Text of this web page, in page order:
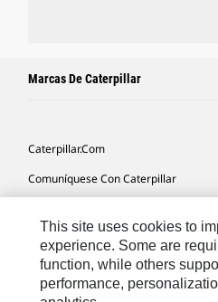
Marcas De Caterpillar
Caterpillar.com
Comuníquese Con Caterpillar
Mapa Del Sitio
Cookie Settings
Avisos Legales
This site uses cookies to
experience. Some are
function, while others
performance,